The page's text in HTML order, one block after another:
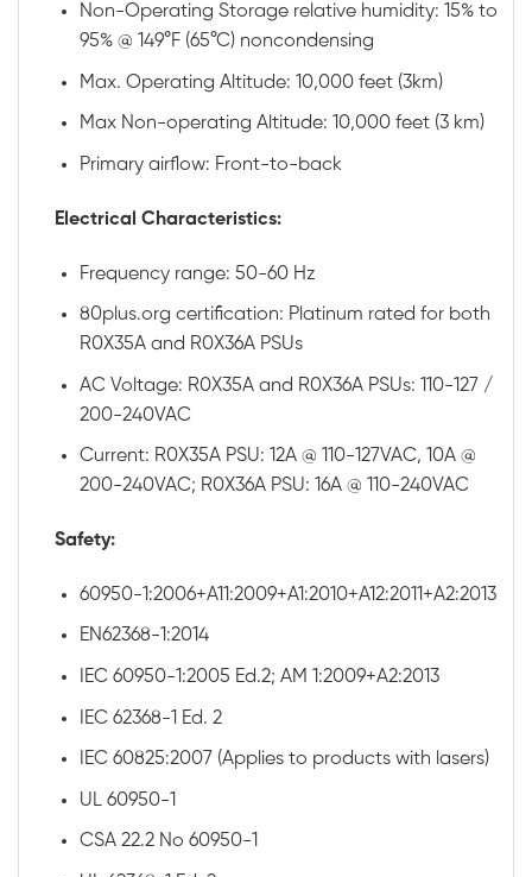
Non-Operating Storage relative humidity: 15% to
95% @ 149°F (65°C) noncondensing
Max. Operating Altitude: 10,000 feet (3km)
Max Non-operating Altitude: 10,000 feet (3 km)
Primary airflow: Front-to-back
Electrical Characteristics:
Frequency range: 50-60 Hz
80plus.org certification: Platinum rated for both
R0X35A and R0X36A PSUs
AC Voltage: R0X35A and R0X36A PSUs: 110-127 /
200-240VAC
Current: R0X35A PSU: 12A @ 110-127VAC, 10A @
200-240VAC; R0X36A PSU: 16A @ 110-240VAC
Safety:
60950-1:2006+A11:2009+A1:2010+A12:2011+A2:2013
EN62368-1:2014
IEC 60950-1:2005 Ed.2; AM 1:2009+A2:2013
IEC 62368-1 Ed. 2
IEC 60825:2007 (Applies to products with lasers)
UL 60950-1
CSA 22.2 No 60950-1